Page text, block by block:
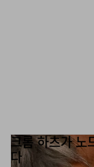
크롬 하츠가 노
다